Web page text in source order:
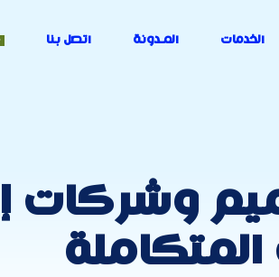
الخدمات المـدونة اتصل بنا
وشركات